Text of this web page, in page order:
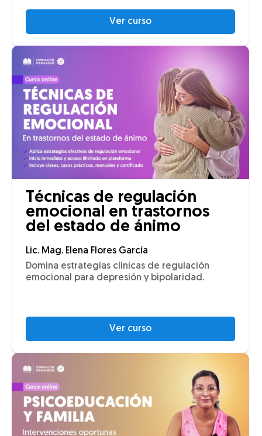
Ver curso
Técnicas de regulación
emocional en trastornos
del estado de ánimo
Lic. Mag. Elena Flores García
Domina estrategias clínicas de regulación
emocional para depresión y bipolaridad.
Ver curso